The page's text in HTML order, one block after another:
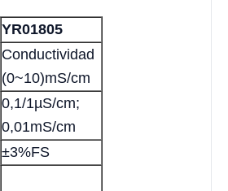
YR01805
Conductividad
(0~10)mS/cm
0,1/1µS/cm;
0,01mS/cm
±3%FS